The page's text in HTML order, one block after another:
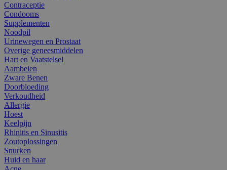
Contraceptie
Condooms
Supplementen
Noodpil
Urinewegen en Prostaat
Overige geneesmiddelen
Hart en Vaatstelsel
Aambeien
Zware Benen
Doorbloeding
Verkoudheid
Allergie
Hoest
Keelpijn
Rhinitis en Sinusitis
Zoutoplossingen
Snurken
Huid en haar